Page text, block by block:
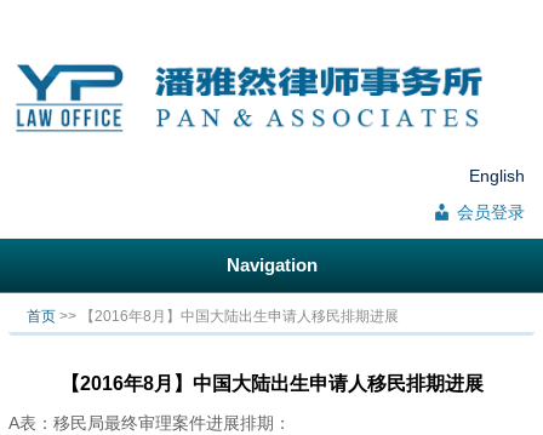
English
会员登录
Navigation
你在这里
首页 >> 【2016年8月】中国大陆出生申请人移民排期进展
【2016年8月】中国大陆出生申请人移民排期进展
A表：移民局最终审理案件进展排期：